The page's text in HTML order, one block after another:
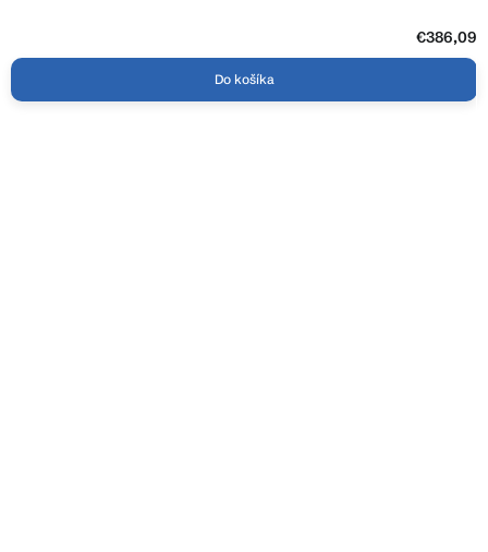
€386,09
Do košíka